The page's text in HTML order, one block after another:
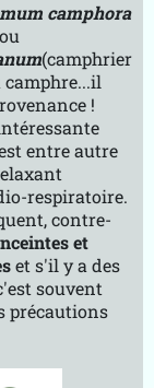
camphora
(camphrier
!
entre autre
respiratoire.
contre-
et
et s'il y a des
souvent
précautions